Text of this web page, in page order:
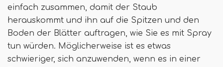
einfach zusammen, damit der Staub
herauskommt und ihn auf die Spitzen und den
Boden der Blätter auftragen, wie Sie es mit Spray
tun würden. Möglicherweise ist es etwas
schwieriger, sich anzuwenden, wenn es in einer